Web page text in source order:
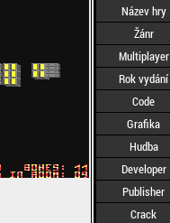
Název hry
Žánr
Multiplayer
Rok vydání
Code
Grafika
Hudba
Developer
Publisher
Crack